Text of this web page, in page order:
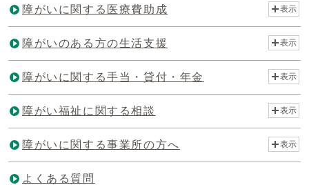
障がいに関する医療費助成 表示
障がいのある方の生活支援 表示
障がいに関する手当・貸付・年金 表示
障がい福祉に関する相談 表示
障がいに関する事業所の方へ 表示
よくある質問